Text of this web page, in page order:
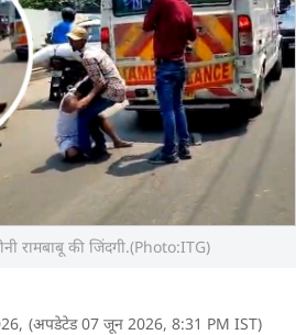
रामबाबू की जिंदगी.(Photo:ITG)
(अपडेटेड 07 जून 2026, 8:31 PM IST)